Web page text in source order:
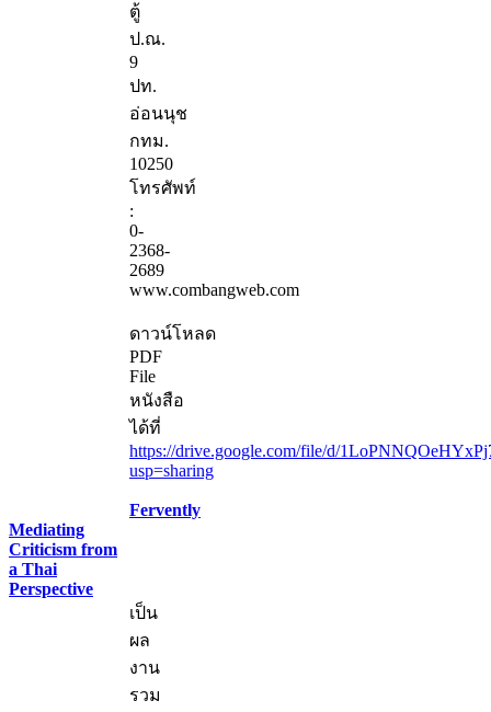
ตู้
ป.ณ.
9
ปท.
อ่อนนุช
กทม.
10250
โทรศัพท์
:
0-
2368-
2689
www.combangweb.com
ดาวน์โหลด
PDF
File
หนังสือ
ได้ที่
https://drive.google.com/file/d/
usp=sharing
Fervently
Mediating
Criticism from
a Thai
Perspective
เป็น
ผล
งาน
รวม